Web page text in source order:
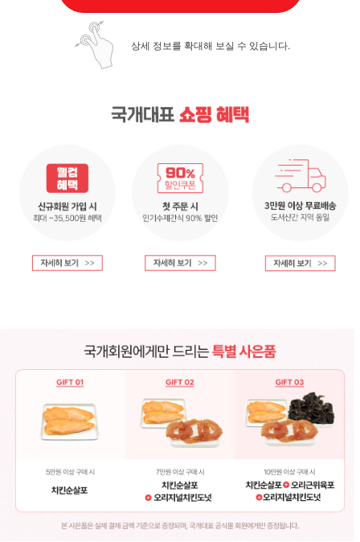
상세 정보를 확대해 보실 수 있습니다.